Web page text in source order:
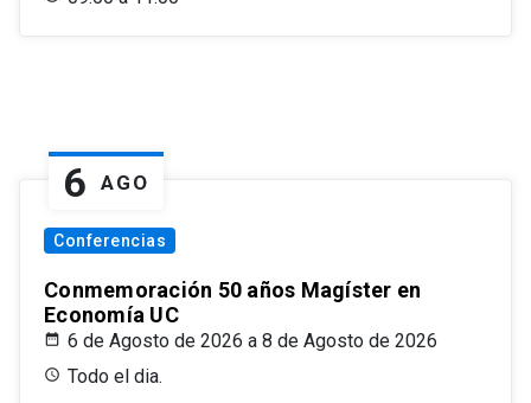
6 AGO
Conferencias
Conmemoración 50 años Magíster en
Economía UC
6 de Agosto de 2026 a 8 de Agosto de 2026
Todo el dia.